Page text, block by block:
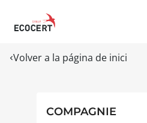
Volver a la página de inici
COMPAGNIE